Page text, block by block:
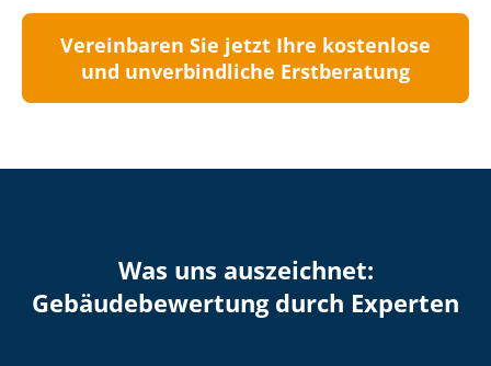
Vereinbaren Sie jetzt Ihre kostenlose
und unverbindliche Erstberatung
Was uns auszeichnet:
Ge­bäu­de­be­wer­tung durch Experten